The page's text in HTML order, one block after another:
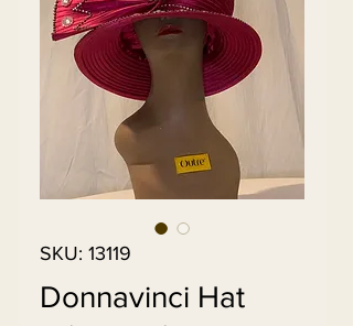
SKU: 13119
Donnavinci Hat